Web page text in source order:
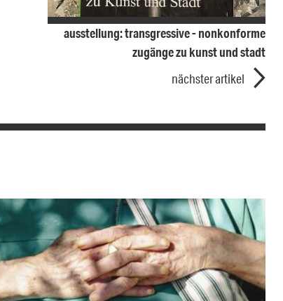
ausstellung: transgressive - nonkonforme
zugänge zu kunst und stadt
nächster artikel